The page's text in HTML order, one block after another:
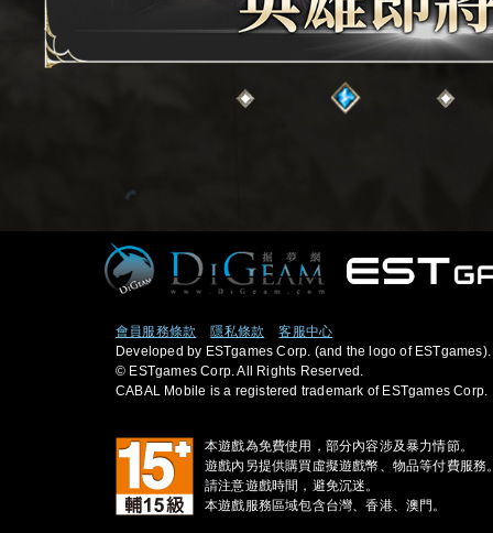
會員服務條款 隱私條款
客服中心
Developed by ESTgames Corp. (and the logo of ESTgames).
© ESTgames Corp. All Rights Reserved.
CABAL Mobile is a registered trademark of ESTgames Corp.
本遊戲為免費使用，部分內容涉及暴力情節。
遊戲內另提供購買虛擬遊戲幣、物品等付費服務
請注意遊戲時間，避免沉迷。
本遊戲服務區域包含台灣、香港、澳門。